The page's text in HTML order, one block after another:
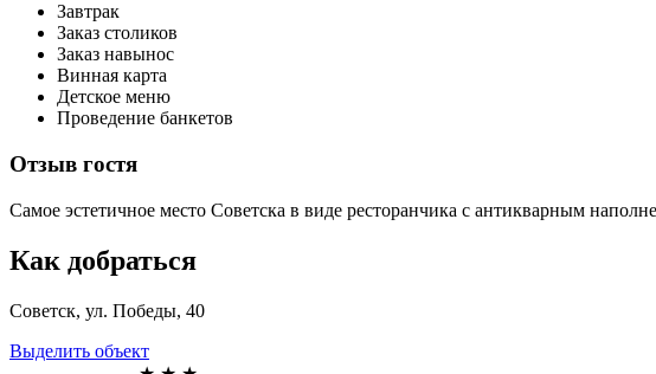
​Завтрак​
Заказ столиков
​Заказ навынос
​Винная карта​
Детское меню​
Проведение банкетов
Отзыв гостя
Самое эстетичное место Советска в виде ресторанчика с антикварным
Как добраться
Советск, ул. Победы, 40
Выделить объект